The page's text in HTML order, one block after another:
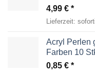
4,99 €
Lieferzeit:
Acryl Perlen
Farben 10
0,85 €